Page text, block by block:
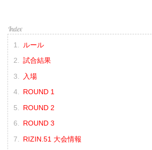
ルール
試合結果
入場
ROUND 1
ROUND 2
ROUND 3
RIZIN.51 大会情報